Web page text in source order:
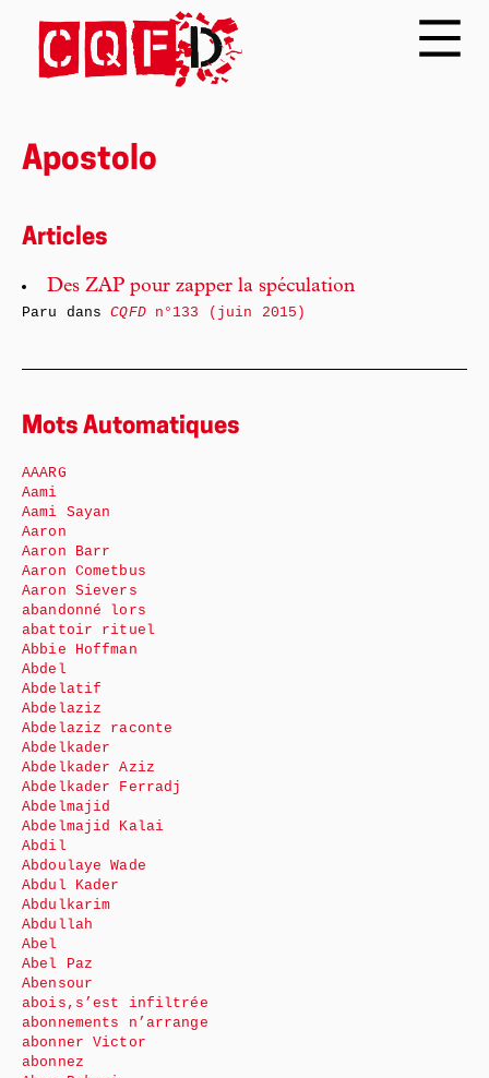
Apostolo
Articles
Des ZAP pour zapper la spéculation
Paru dansCQFDn°133 (juin 2015)
Mots Automatiques
AAARG
Aami
Aami Sayan
Aaron
Aaron Barr
Aaron Cometbus
Aaron Sievers
abandonné lors
abattoir rituel
Abbie Hoffman
Abdel
Abdelatif
Abdelaziz
Abdelaziz raconte
Abdelkader
Abdelkader Aziz
Abdelkader Ferradj
Abdelmajid
Abdelmajid Kalai
Abdil
Abdoulaye Wade
Abdul Kader
Abdulkarim
Abdullah
Abel
Abel Paz
Abensour
abois,s’est infiltrée
abonnements n’arrange
abonner Victor
abonnez